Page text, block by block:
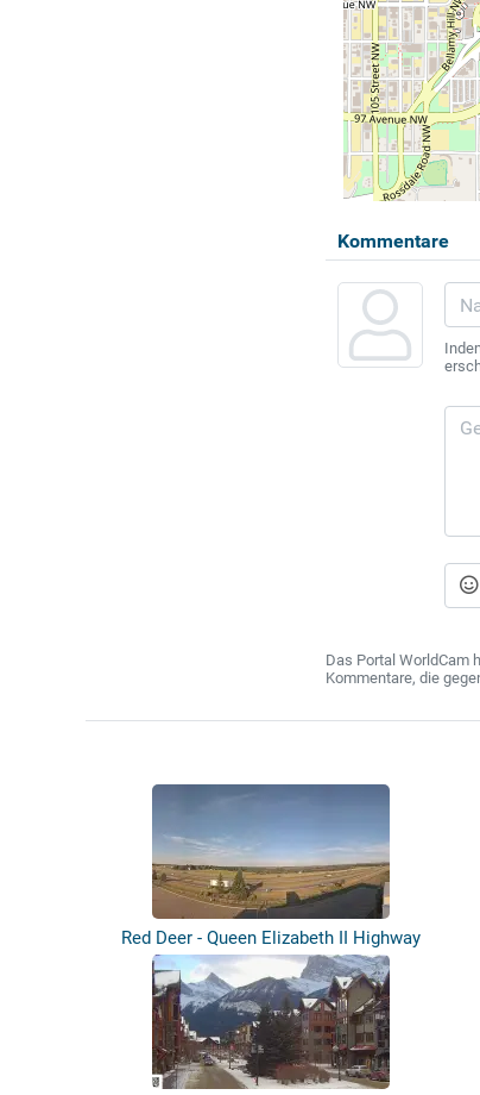
Kommentare
Das Portal WorldCam
Kommentare, die
Red Deer - Queen Elizabeth II Highway